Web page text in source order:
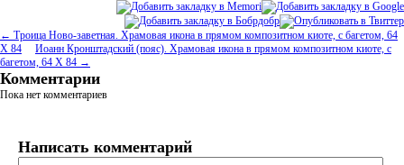
← Троица Ново-заветная. Храмовая икона в прямом композитном киоте, с багетом, 64
Х 84
Иоанн Кронштадский (пояс). Храмовая икона в прямом композитном киоте, с
багетом, 64 Х 84 →
Комментарии
Пока нет комментариев
Написать комментарий